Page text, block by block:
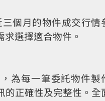
個月的物件成交行情
選擇適合物件。
為每一筆委託物件製
的正確性及完整性。全